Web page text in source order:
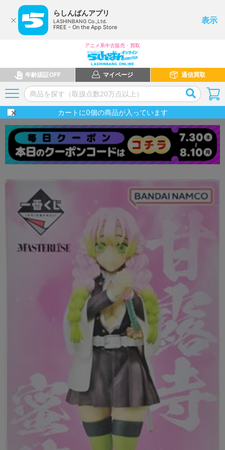
らしんばんアプリ
LASHINBANG Co.,Ltd.
FREE - On the App Store
表示
アニメ系中古販売・買取
年齢認証OFF マイページ 通信買取
カートに0個の商品が入っています